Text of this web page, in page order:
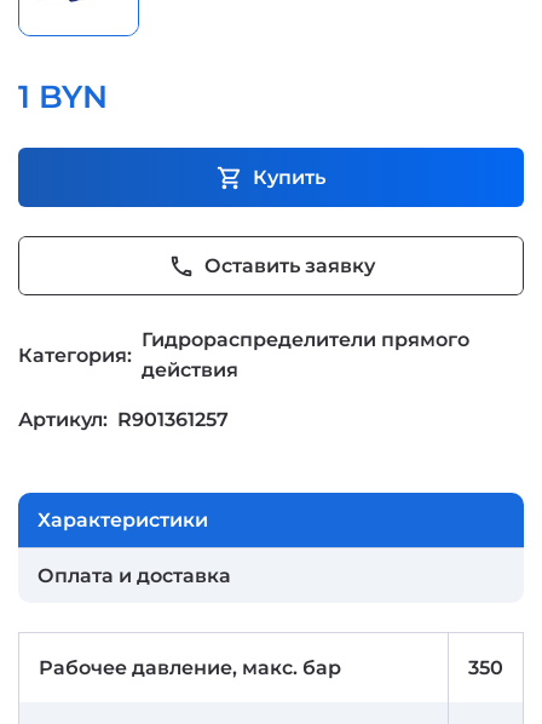
1 BYN
shopping_cart Купить
phone Оставить заявку
Категория:
Гидрораспределители прямого
действия
Артикул: R901361257
Характеристики
Оплата и доставка
Рабочее давление, макс. бар 350